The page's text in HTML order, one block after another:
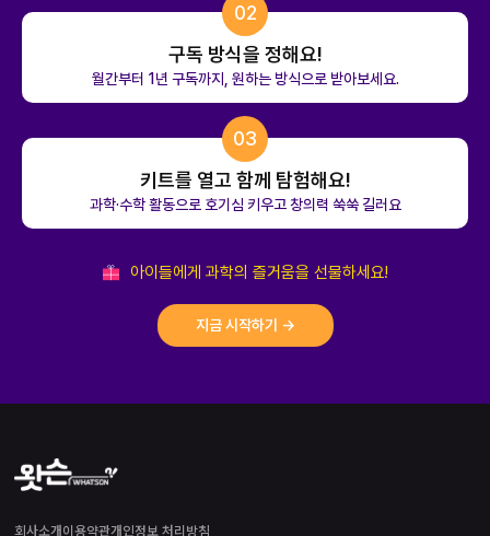
02
구독 방식을 정해요!
월간부터 1년 구독까지, 원하는 방식으로 받아보세요.
03
키트를 열고 함께 탐험해요!
과학·수학 활동으로 호기심 키우고 창의력 쑥쑥 길러요
아이들에게 과학의 즐거움을 선물하세요!
지금 시작하기 →
회사소개이용약관개인정보 처리방침